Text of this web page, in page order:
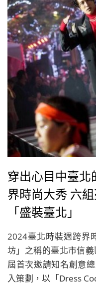
穿出心目中臺
界時尚大秀 六
「盛裝臺北」
2024臺北時裝週跨界
坊」之稱的臺北市信
屆首次邀請知名創意
入策劃，以「Dress